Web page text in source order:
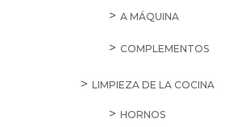
A MÁQUINA
COMPLEMENTOS
LIMPIEZA DE LA COCINA
HORNOS